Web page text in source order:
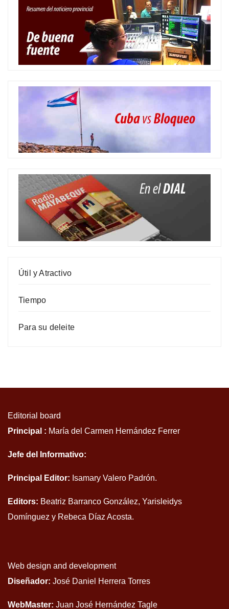
Útil y Atractivo
Tiempo
Para su deleite
Editorial board
Principal : María del Carmen Hernández Ferrer
Jefe del Informativo:
Principal Editor: Isamary Valero Padrón.
Editors: Beatriz Barranco González, Yarisleidys
Domínguez y Rebeca Díaz Acosta.
Web design and development
Diseñador: José Daniel Herrera Torres
WebMaster: Juan José Hernández Tagle